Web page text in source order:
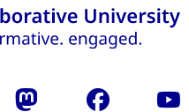
Mastodon Facebook